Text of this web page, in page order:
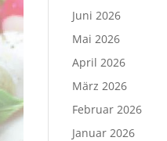
Juni 2026
Mai 2026
April 2026
März 2026
Februar 2026
Januar 2026